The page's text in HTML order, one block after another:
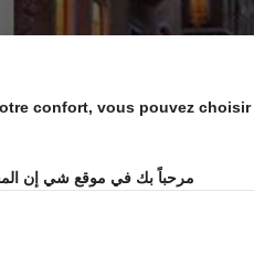
confort, vous pouvez choisir
مرحباً بك في موقع شي إن